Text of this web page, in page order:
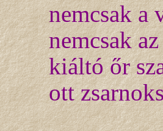
nemcsak a
nemcsak
kiáltó őr
ott